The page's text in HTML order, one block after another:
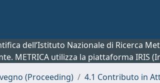
dell’Istituto Nazionale di Ricerca
METRICA utilizza la piattaforma
(Proceeding) 4.1 Contributo in